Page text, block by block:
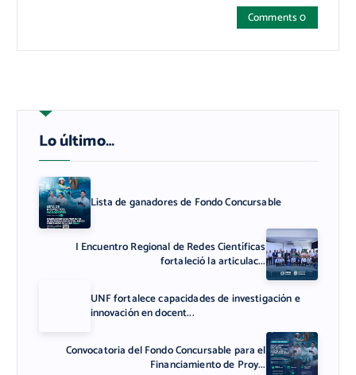
Comments 0
Lo último…
Lista de ganadores de Fondo Concursable
I Encuentro Regional de Redes Científicas
fortaleció la articulac...
UNF fortalece capacidades de investigación e
innovación en docent...
Convocatoria del Fondo Concursable para el
Financiamiento de Proy...